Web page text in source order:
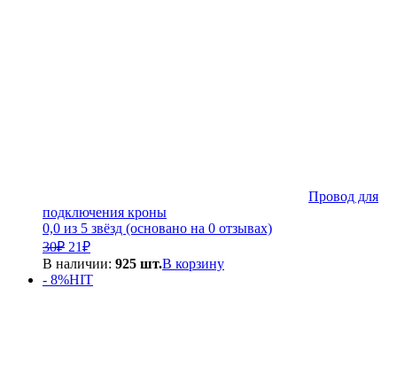
Провод для
подключения кроны
0,0 из 5 звёзд (основано на 0 отзывах)
30₽ Первоначальная
цена
составляла
21₽Текущая
цена:
21₽.
В наличии: 925 шт.В корзину
- 8%HIT